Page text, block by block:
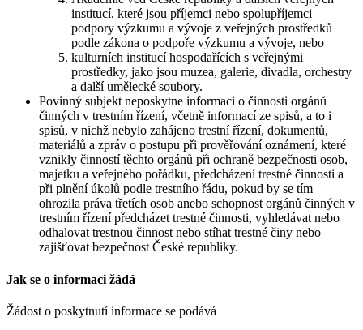
institucí, které jsou příjemci nebo spolupříjemci
podpory výzkumu a vývoje z veřejných prostředků
podle zákona o podpoře výzkumu a vývoje, nebo
kulturních institucí hospodařících s veřejnými
prostředky, jako jsou muzea, galerie, divadla, orchestry
a další umělecké soubory.
Povinný subjekt neposkytne informaci o činnosti orgánů
činných v trestním řízení, včetně informací ze spisů, a to i
spisů, v nichž nebylo zahájeno trestní řízení, dokumentů,
materiálů a zpráv o postupu při prověřování oznámení, které
vznikly činností těchto orgánů při ochraně bezpečnosti osob,
majetku a veřejného pořádku, předcházení trestné činnosti a
při plnění úkolů podle trestního řádu, pokud by se tím
ohrozila práva třetích osob anebo schopnost orgánů činných v
trestním řízení předcházet trestné činnosti, vyhledávat nebo
odhalovat trestnou činnost nebo stíhat trestné činy nebo
zajišťovat bezpečnost České republiky.
Jak se o informaci žádá
Žádost o poskytnutí informace se podává